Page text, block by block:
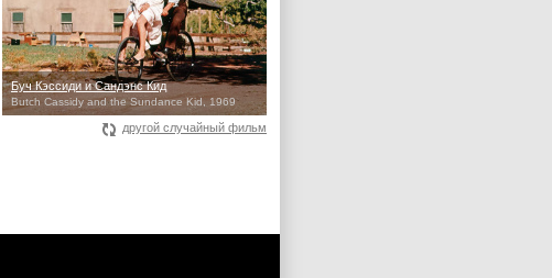
Буч Кэссиди и Сандэнс Кид
Butch Cassidy and the Sundance Kid, 1969
другой случайный фильм